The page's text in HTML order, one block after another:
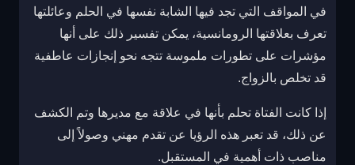
في المواقف التي تجد فيها الشابة نفسها في الحلم وعائلتها
تعرف بعلاقتها الرومانسية، يمكن تفسير ذلك على أنها
مؤشرات على تطورات ملموسة تتجه نحو إنجازات عاطفية
قد تخلص بالزواج.
إذا كانت الفتاة تحلم بأنها في علاقة مع مديرها وتم الكشف
عن ذلك، قد تعبر هذه الرؤيا عن تقدم مهني وصولاً إلى
مناصب ذات أهمية في المستقبل.